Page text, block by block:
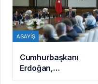
ASAYIŞ
Cumhurbaşkanı
Erdoğan,
Kahramanmaraş’taki